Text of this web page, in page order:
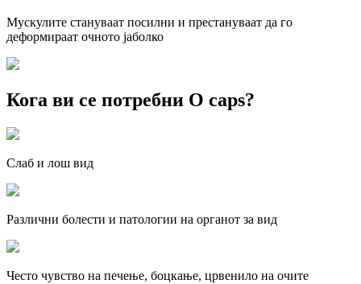
Мускулите стануваат посилни и престануваат да го
деформираат очното јаболко
Кога ви се потребни O caps?
Слаб и лош вид
Различни болести и патологии на органот за вид
Често чувство на печење, боцкање, црвенило на очите